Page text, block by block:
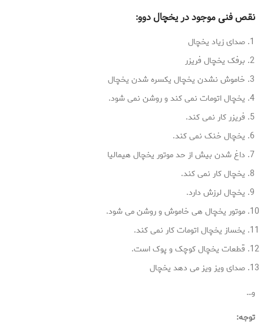
نقص فنی موجود در یخچال دوو:
صدای زیاد یخچال
برفک یخچال فریزر
خاموش نشدن یخچال یکسره شدن یخچال
یخچال اتومات نمی کند و روشن نمی شود.
فریزر کار نمی کند.
یخچال خنک نمی کند.
داغ شدن بیش از حد موتور یخچال هیمالیا
یخچال کار نمی کند.
یخچال لرزش دارد.
موتور یخچال هی خاموش و روشن می شود.
یخساز یخچال اتومات کار نمی کند.
قطعات یخچال کوچک و پوک است.
صدای ویز ویز می دهد یخچال
و…
توجه: